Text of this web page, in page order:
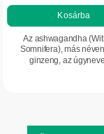
Kosárba
Az ashwagandha
Somnifera), más
ginzeng, az